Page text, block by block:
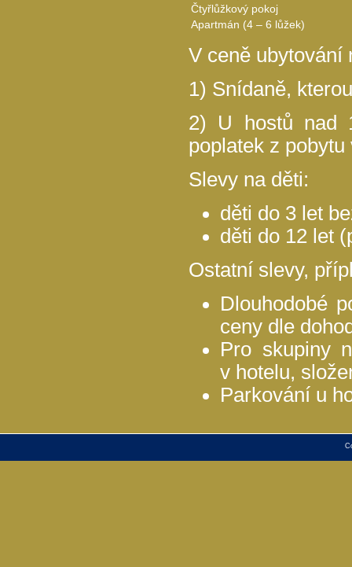
Čtyřlůžkový pokoj
Apartmán (4 – 6 lůžek)
V ceně ubytování
1) Snídaně,
2) U hostů nad
poplatek z
Slevy na děti:
děti do 3 let
děti do 12 let
Ostatní slevy,
Dlouhodobé
ceny dle
Pro skupiny
v hotelu,
Parkování u